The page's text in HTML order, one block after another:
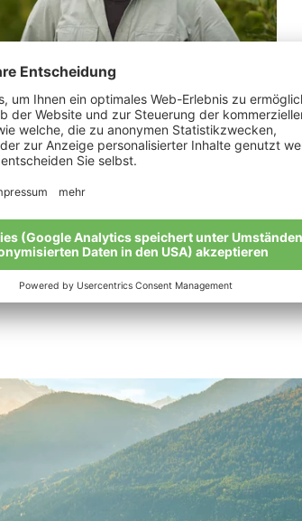
Erhart
Natur spricht zu uns und wir müssen ihr
Geschichte
Alle Bio-Bauern im Überblick